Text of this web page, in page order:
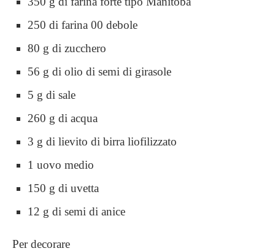
250 di farina 00 debole
80 g di zucchero
56 g di olio di semi di girasole
5 g di sale
260 g di acqua
3 g di lievito di birra liofilizzato
1 uovo medio
150 g di uvetta
12 g di semi di anice
Per decorare